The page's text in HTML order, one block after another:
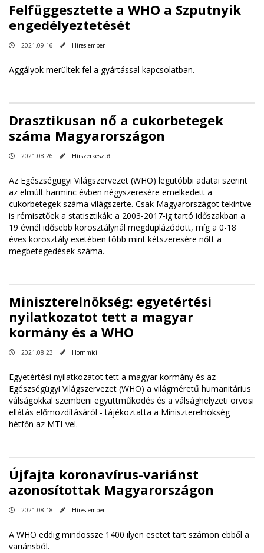
Felfüggesztette a WHO a Szputnyik
engedélyeztetését
2021.09.16 Híres ember
Aggályok merültek fel a gyártással kapcsolatban.
Drasztikusan nő a cukorbetegek
száma Magyarországon
2021.08.26 Hírszerkesztő
Az Egészségügyi Világszervezet (WHO) legutóbbi adatai szerint
az elmúlt harminc évben négyszeresére emelkedett a
cukorbetegek száma világszerte. Csak Magyarországot tekintve
is rémisztőek a statisztikák: a 2003-2017-ig tartó időszakban a
19 évnél idősebb korosztálynál megduplázódott, míg a 0-18
éves korosztály esetében több mint kétszeresére nőtt a
megbetegedések száma.
Miniszterelnökség: egyetértési
nyilatkozatot tett a magyar
kormány és a WHO
2021.08.23 Hornmici
Egyetértési nyilatkozatot tett a magyar kormány és az
Egészségügyi Világszervezet (WHO) a világméretű humanitárius
válságokkal szembeni együttműködés és a válsághelyzeti orvosi
ellátás előmozdításáról - tájékoztatta a Miniszterelnökség
hétfőn az MTI-vel.
Újfajta koronavírus-variánst
azonosítottak Magyarországon
2021.08.18 Híres ember
A WHO eddig mindössze 1400 ilyen esetet tart számon ebből a
variánsból.